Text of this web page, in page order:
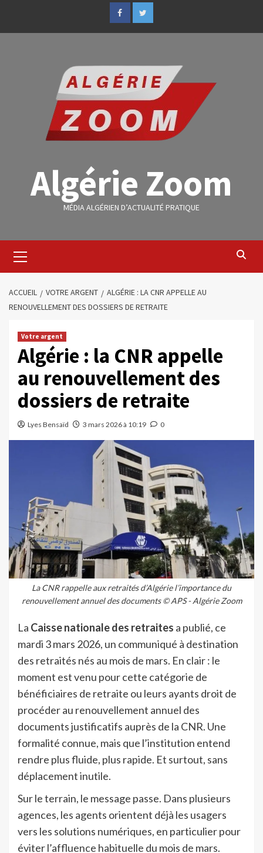
Algérie Zoom
MÉDIA ALGÉRIEN D’ACTUALITÉ PRATIQUE
ACCUEIL VOTRE ARGENT
ALGÉRIE : LA CNR APPELLE AU
RENOUVELLEMENT DES DOSSIERS DE RETRAITE
Votre argent
Algérie : la CNR appelle
au renouvellement des
dossiers de retraite
Lyes Bensaïd 3 mars 2026 à 10:19 0
La CNR rappelle aux retraités d’Algérie l’importance du
renouvellement annuel des documents © APS - Algérie Zoom
La Caisse nationale des retraites a publié, ce
mardi 3 mars 2026, un communiqué à destination
des retraités nés au mois de mars. En clair : le
moment est venu pour cette catégorie de
bénéficiaires de retraite ou leurs ayants droit de
procéder au renouvellement annuel des
documents justificatifs auprès de la CNR. Une
formalité connue, mais que l’institution entend
rendre plus fluide, plus rapide. Et surtout, sans
déplacement inutile.
Sur le terrain, le message passe. Dans plusieurs
agences, les agents orientent déjà les usagers
vers les solutions numériques, en particulier pour
éviter l’affluence habituelle du mois de mars.